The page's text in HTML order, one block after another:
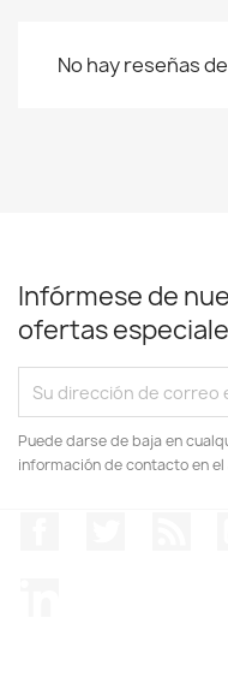
No hay reseñas
Infórmese de
ofertas
Puede darse de baja en
información de contacto en el